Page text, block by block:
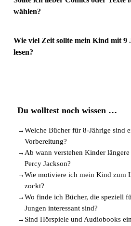
wählen?
Wie viel Zeit sollte mein Kind mit 9
lesen?
Du wolltest noch wissen …
→Welche Bücher für 8-Jährige sind
Vorbereitung?
→Ab wann verstehen Kinder
Percy Jackson?
→Wie motiviere ich mein Kind zum
zockt?
→Wo finde ich Bücher, die speziell
Jungen interessant sind?
→ Sind Hörspiele und Audiobooks